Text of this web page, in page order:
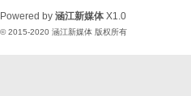
Powered by 涵江新媒体 X1.0
© 2015-2020 涵江新媒体 版权所有